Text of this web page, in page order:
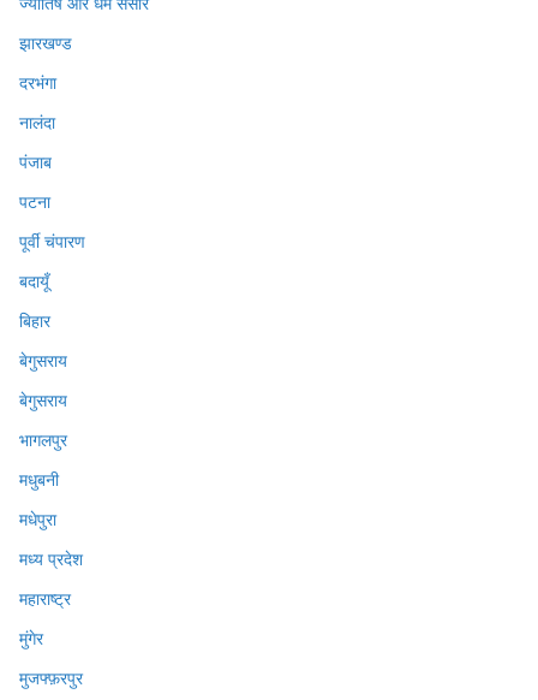
झारखण्ड
दरभंगा
नालंदा
पंजाब
पटना
पूर्वी चंपारण
बदायूँ
बिहार
बेगुसराय
बेगुसराय
भागलपुर
मधुबनी
मधेपुरा
मध्य प्रदेश
महाराष्ट्र
मुंगेर
मुजफ्फ़रपुर